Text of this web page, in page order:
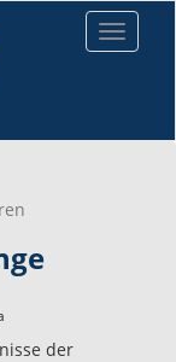
Toggle
der